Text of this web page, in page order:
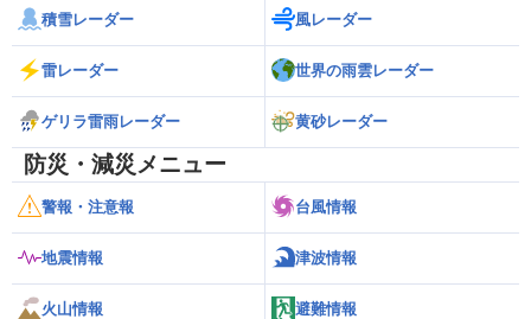
積雪レーダー 風レーダー
雷レーダー 世界の雨雲レーダー
ゲリラ雷雨レーダー 黄砂レーダー
防災・減災メニュー
警報・注意報 台風情報
地震情報 津波情報
火山情報 避難情報